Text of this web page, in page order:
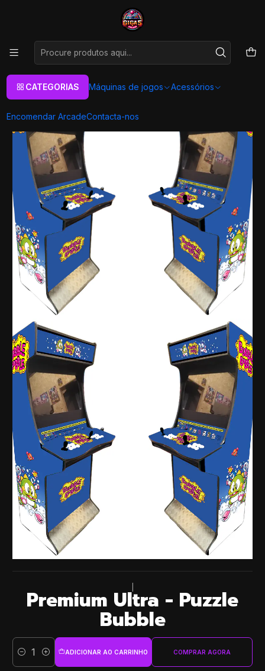
CATEGORIAS Máquinas de jogos Acessórios
Encomendar ArcadeContacta-nos
As melhores máquinas de jogos Arcade Personalizadas
Arcade Premium Ultra Videojogos Premium Ultra - Puzzle Bubble
Premium Ultra - Puzzle
Bubble
Quantidade
ADICIONAR AO CARRINHO COMPRAR AGORA